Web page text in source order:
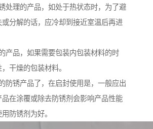
处理的产品，如处于热状态时，为了避
或分解的话，应冷却到接近室温后再进
产品，如果需要包装内包装材料的时
干燥的包装材料。
防锈产品了，在启封使用是，一般应出
在涂覆或除去防锈剂会影响产品性能
防锈剂为好。